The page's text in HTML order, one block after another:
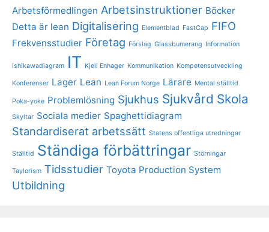
Arbetsförmedlingen Arbetsinstruktioner Böcker
Detta är lean Digitalisering Elementblad FastCap FIFO
Frekvensstudier Företag Förslag Glassbumerang Information
Ishikawadiagram IT Kjell Enhager Kommunikation Kompetensutveckling
Konferenser Lager Lean Lean Forum Norge Lärare Mental ställtid
Poka-yoke Problemlösning Sjukhus Sjukvård Skola
Skyltar Sociala medier Spaghettidiagram
Standardiserat arbetssätt Statens offentliga utredningar
Ställtid Ständiga förbättringar Störningar
Taylorism Tidsstudier Toyota Production System
Utbildning